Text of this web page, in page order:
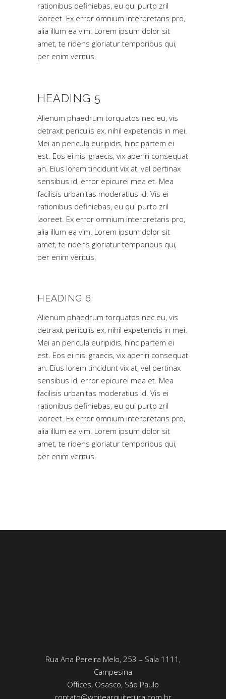
rationibus definiebas, eu qui purto zril
laoreet. Ex error omnium interpretaris pro,
alia illum ea vim. Lorem ipsum dolor sit
amet, te ridens gloriatur temporibus qui,
per enim veritus.
HEADING 5
Alienum phaedrum torquatos nec eu, vis
detraxit periculis ex, nihil expetendis in mei.
Mei an pericula euripidis, hinc partem ei
est. Eos ei nisl graecis, vix aperiri consequat
an. Eius lorem tincidunt vix at, vel pertinax
sensibus id, error epicurei mea et. Mea
facilisis urbanitas moderatius id. Vis ei
rationibus definiebas, eu qui purto zril
laoreet. Ex error omnium interpretaris pro,
alia illum ea vim. Lorem ipsum dolor sit
amet, te ridens gloriatur temporibus qui,
per enim veritus.
HEADING 6
Alienum phaedrum torquatos nec eu, vis
detraxit periculis ex, nihil expetendis in mei.
Mei an pericula euripidis, hinc partem ei
est. Eos ei nisl graecis, vix aperiri consequat
an. Eius lorem tincidunt vix at, vel pertinax
sensibus id, error epicurei mea et. Mea
facilisis urbanitas moderatius id. Vis ei
rationibus definiebas, eu qui purto zril
laoreet. Ex error omnium interpretaris pro,
alia illum ea vim. Lorem ipsum dolor sit
amet, te ridens gloriatur temporibus qui,
per enim veritus.
Rua Ana Pereira Melo, 253 – Sala 1111,
Campesina
Offices, Osasco, São Paulo
contato@whitearquitetura.com.br